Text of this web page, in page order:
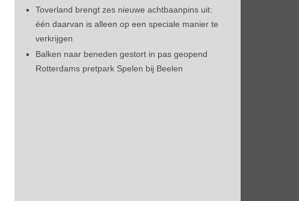
Toverland brengt zes nieuwe achtbaanpins uit:
één daarvan is alleen op een speciale manier te
verkrijgen
Balken naar beneden gestort in pas geopend
Rotterdams pretpark Spelen bij Beelen